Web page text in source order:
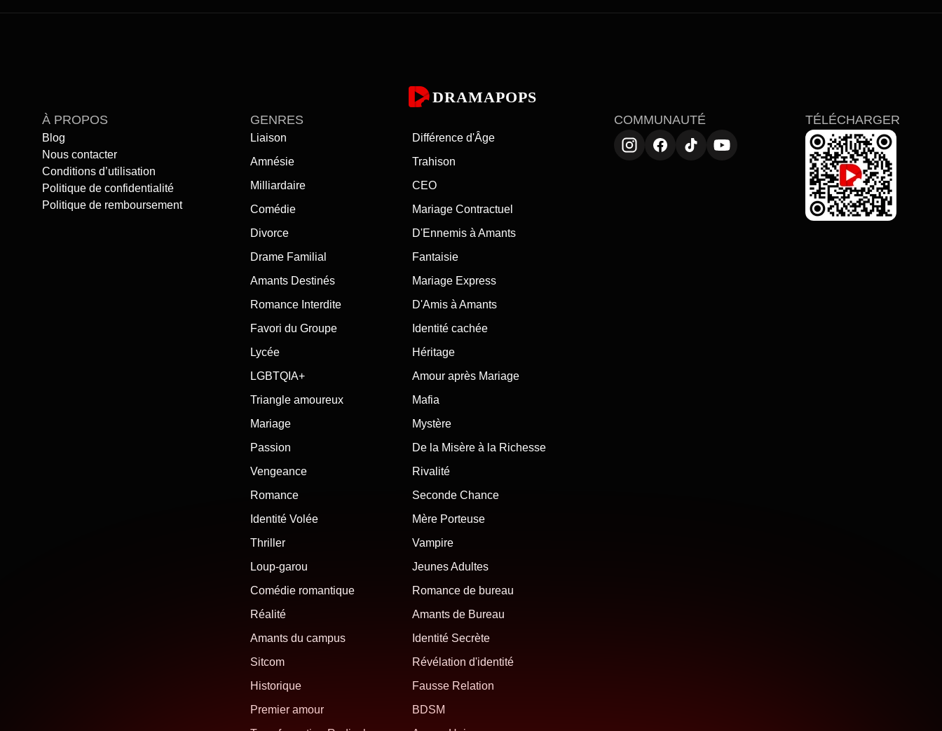
DRAMAPOPS
À PROPOS
Blog
Nous contacter
Conditions d’utilisation
Politique de confidentialité
Politique de remboursement
GENRES
Liaison
Différence d'Âge
Amnésie
Trahison
Milliardaire
CEO
Comédie
Mariage Contractuel
Divorce
D'Ennemis à Amants
Drame Familial
Fantaisie
Amants Destinés
Mariage Express
Romance Interdite
D'Amis à Amants
Favori du Groupe
Identité cachée
Lycée
Héritage
LGBTQIA+
Amour après Mariage
Triangle amoureux
Mafia
Mariage
Mystère
Passion
De la Misère à la Richesse
Vengeance
Rivalité
Romance
Seconde Chance
Identité Volée
Mère Porteuse
Thriller
Vampire
Loup-garou
Jeunes Adultes
Comédie romantique
Romance de bureau
Réalité
Amants de Bureau
Amants du campus
Identité Secrète
Sitcom
Révélation d'identité
Historique
Fausse Relation
Premier amour
BDSM
COMMUNAUTÉ TÉLÉCHARGER